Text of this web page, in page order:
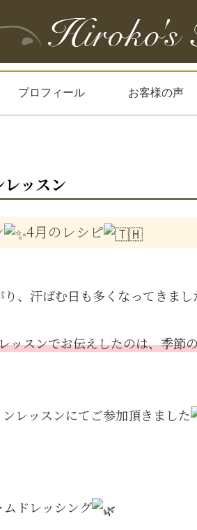
プロフィール お客様の声
ッスン
4月のレシピ
、汗ばむ日も多くなってきまし
ッスンでお伝えしたのは、季節
レッスンにてご参加頂きました
ムドレッシング